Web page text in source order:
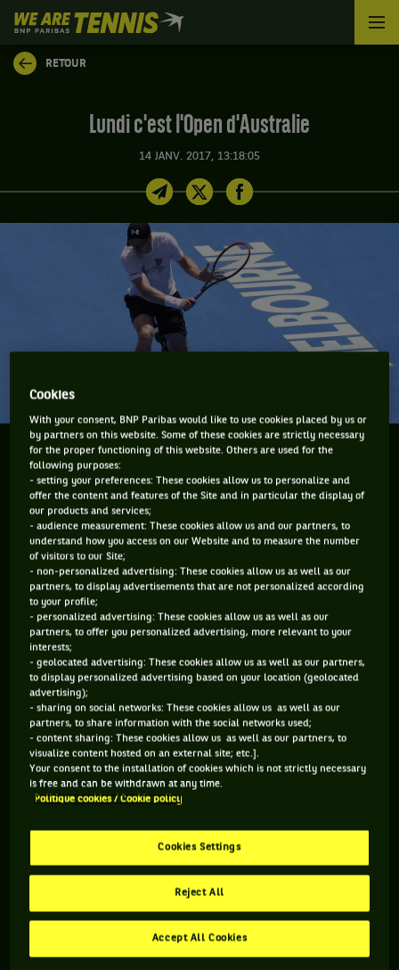
We
are
Tennis
by
RETOUR
Lundi c'est l'Open d'Australie
14 JANV. 2017, 13:18:05
L'idée de suivre le premier Grand Chelem de l'année
me mets en joie et m'inspire ...
Lundi c'est l'Open d'Australie.
Qui va gagner ?
Qui va se louper ?
Andy Murray est évidemment grand favori.
Même si cela fait cinq fois qu'il ne gagne plus après les
demies.
Il est favori car c'est lui le taulier
Mais Djokovic l'a prouvé
Il est encore là
Remember Doha
Et puis il y a les comebackeurs
Car ils savent toujours marcher
Cookies
With your consent, BNP Paribas would like to use cookies placed by us or
by partners on this website. Some of these cookies are strictly necessary
for the proper functioning of this website. Others are used for the
following purposes:
- setting your preferences: These cookies allow us to personalize and
offer the content and features of the Site and in particular the display of
our products and services;
- audience measurement: These cookies allow us and our partners, to
understand how you access on our Website and to measure the number
of visitors to our Site;
- non-personalized advertising: These cookies allow us as well as our
partners, to display advertisements that are not personalized according
to your profile;
- personalized advertising: These cookies allow us as well as our
partners, to offer you personalized advertising, more relevant to your
interests;
- geolocated advertising: These cookies allow us as well as our partners,
to display personalized advertising based on your location (geolocated
advertising);
- sharing on social networks: These cookies allow us as well as our
partners, to share information with the social networks used;
- content sharing: These cookies allow us as well as our partners, to
visualize content hosted on an external site; etc.].
Your consent to the installation of cookies which is not strictly necessary
is free and can be withdrawn at any time.
Politique cookies / Cookie policy
Cookies Settings
Reject All
Accept All Cookies